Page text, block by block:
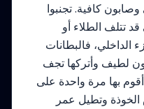
كافية. تجنبوا
قد تتلف الطلاء أو
الداخلي، فالبطانات
لطيف وأتركها تجف
بها مرة واحدة على
وتطيل عمر